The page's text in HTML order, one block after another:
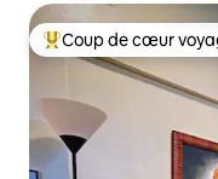
Coups de cœur
Coup de cœur